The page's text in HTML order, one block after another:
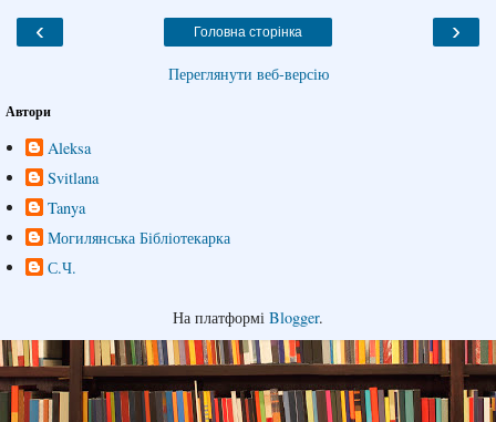
‹ ›
Головна сторінка
Переглянути веб-версію
Автори
Aleksa
Svitlana
Tanya
Могилянська Бібліотекарка
С.Ч.
На платформі Blogger.